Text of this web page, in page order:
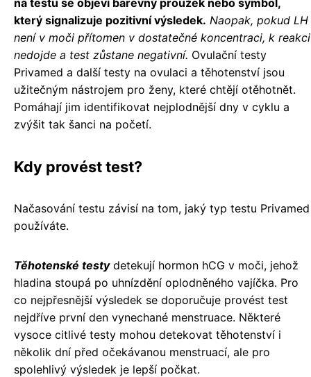
na testu se objeví barevný proužek nebo symbol,
který signalizuje pozitivní výsledek. Naopak, pokud LH
není v moči přítomen v dostatečné koncentraci, k reakci
nedojde a test zůstane negativní. Ovulační testy
Privamed a další testy na ovulaci a těhotenství jsou
užitečným nástrojem pro ženy, které chtějí otěhotnět.
Pomáhají jim identifikovat nejplodnější dny v cyklu a
zvýšit tak šanci na početí.
Kdy provést test?
Načasování testu závisí na tom, jaký typ testu Privamed
používáte.
Těhotenské testydetekují hormon hCG v moči, jehož
hladina stoupá po uhnízdění oplodněného vajíčka. Pro
co nejpřesnější výsledek se doporučuje provést test
nejdříve první den vynechané menstruace. Některé
vysoce citlivé testy mohou detekovat těhotenství i
několik dní před očekávanou menstruací, ale pro
spolehlivý výsledek je lepší počkat.